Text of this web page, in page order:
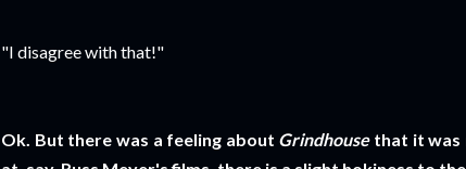
"I disagree with that!"
Ok. But there was a feeling about Grindhousethat it was